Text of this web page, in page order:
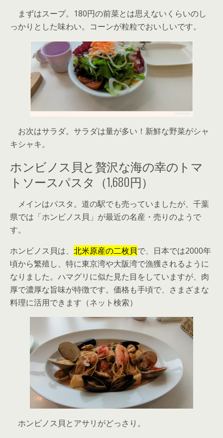
まずはスープ。180円の前菜とは思えないくらいのし
っかりとした味わい。コーンが粒粒でおいしいです。
お次はサラダ。サラダは量が多い！新鮮な野菜がシャ
キシャキ。
ホンビノス貝と贅沢な海の幸のトマ
トソースパスタ（1,680円）
メインはパスタ。道の駅でも売っていましたが、千葉
県では「ホンビノス貝」が最近の名産・売りのようで
す。
ホンビノス貝は、 北米原産の二枚貝で、日本では2000年
頃から繁殖し、特に東京湾や大阪湾で漁獲されるように
なりました。ハマグリに似た見た目をしていますが、肉
厚で濃厚な旨味が特徴です。価格も手頃で、さまざまな
料理に活用できます（ネット検索）
ホンビノス貝とアサリがどっさり。